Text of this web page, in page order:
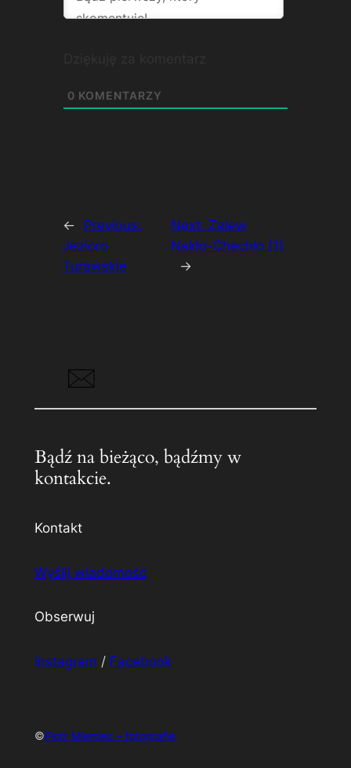
0 KOMENTARZY
←
Previous:
Jezioro
Turawskie
Next: Zalew
Nakło-Chechło (1)
→
Bądź na bieżąco, bądźmy w
kontakcie.
Kontakt
Wyślij wiadomość
Obserwuj
Instagram / Facebook
©Piotr Miemiec – fotografie